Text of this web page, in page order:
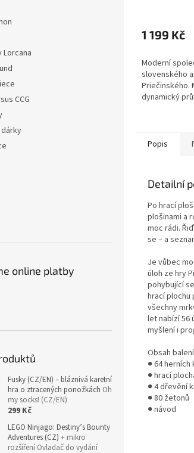
Lorcana
CCG
online platby
Fusky (CZ/EN) – bláznivá karetní
hra o ztracených ponožkách Oh
my socks! (CZ/EN)
299 Kč
LEGO Ninjago: Destiny’s Bounty
Adventures (CZ) + mikro
rozšíření Ovladač do vydání
1 199 Kč
Moderní
slovenského
Priečinského.
dynamický
Popis
Detailní
Po hrací
plošinami a
moc rádi.
se – a
Je vůbec
úloh ze hry
pohybující
hrací plochu
všechny
let nabízí 56
myšlení i
Obsah
● 64 herních
● hrací
● 4 dřevění
● 80 žetonů
● návod